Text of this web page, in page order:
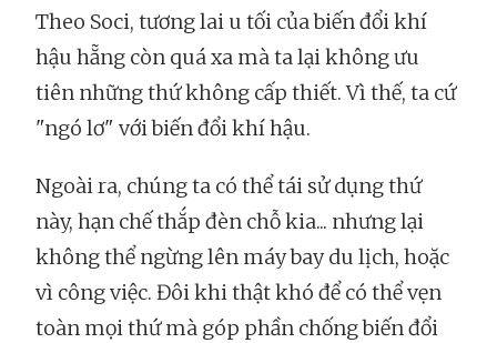
Theo Soci, tương lai u tối của biến đổi khí
hậu hẵng còn quá xa mà ta lại không ưu
tiên những thứ không cấp thiết. Vì thế, ta cứ
"ngó lơ" với biến đổi khí hậu.
Ngoài ra, chúng ta có thể tái sử dụng thứ
này, hạn chế thắp đèn chỗ kia... nhưng lại
không thể ngừng lên máy bay du lịch, hoặc
vì công việc. Đôi khi thật khó để có thể vẹn
toàn mọi thứ mà góp phần chống biến đổi